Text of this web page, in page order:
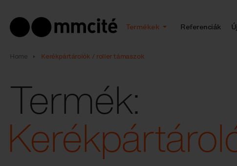
Termékek Referenciák
Home Kerékpártárolók / roller támaszok
Termék: